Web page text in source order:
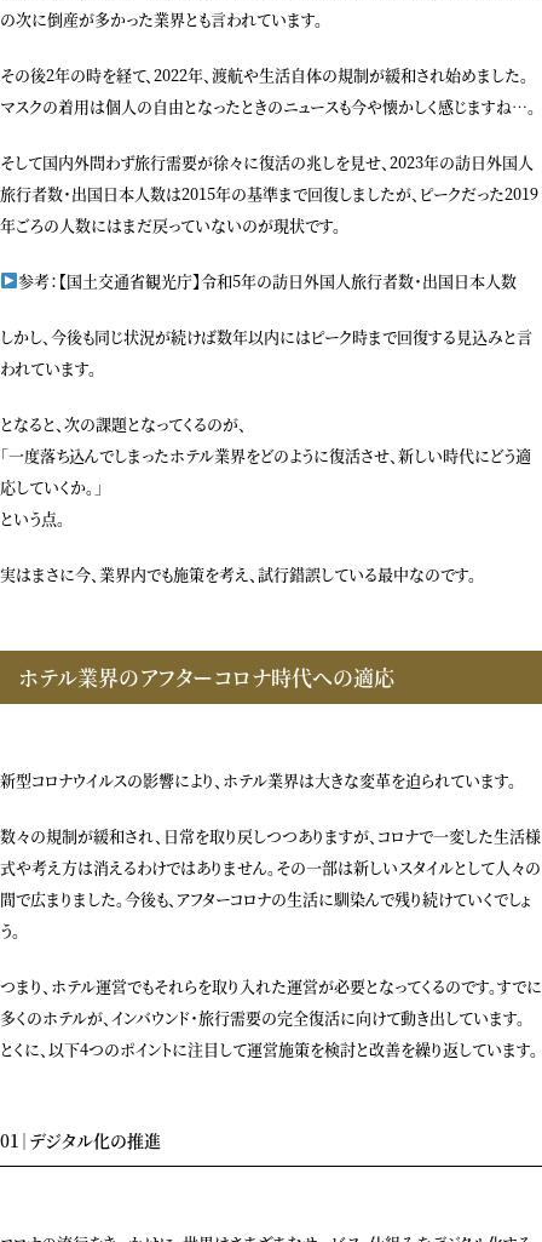
の次に倒産が多かった業界とも言われています。
その後2年の時を経て、2022年、渡航や生活自体の規制が緩和され始めました。
マスクの着用は個人の自由となったときのニュースも今や懐かしく感じますね…。
そして国内外問わず旅行需要が徐々に復活の兆しを見せ、2023年の訪日外国人
旅行者数・出国日本人数は2015年の基準まで回復しましたが、ピークだった2019
年ごろの人数にはまだ戻っていないのが現状です。
参考：【国土交通省観光庁】令和5年の訪日外国人旅行者数・出国日本人数
しかし、今後も同じ状況が続けば数年以内にはピーク時まで回復する見込みと言
われています。
となると、次の課題となってくるのが、
「一度落ち込んでしまったホテル業界をどのように復活させ、新しい時代にどう適
応していくか。」
という点。
実はまさに今、業界内でも施策を考え、試行錯誤している最中なのです。
ホテル業界のアフターコロナ時代への適応
新型コロナウイルスの影響により、ホテル業界は大きな変革を迫られています。
数々の規制が緩和され、日常を取り戻しつつありますが、コロナで一変した生活様
式や考え方は消えるわけではありません。その一部は新しいスタイルとして人々の
間で広まりました。今後も、アフターコロナの生活に馴染んで残り続けていくでしょ
う。
つまり、ホテル運営でもそれらを取り入れた運営が必要となってくるのです。すでに
多くのホテルが、インバウンド・旅行需要の完全復活に向けて動き出しています。
とくに、以下4つのポイントに注目して運営施策を検討と改善を繰り返しています。
01｜デジタル化の推進